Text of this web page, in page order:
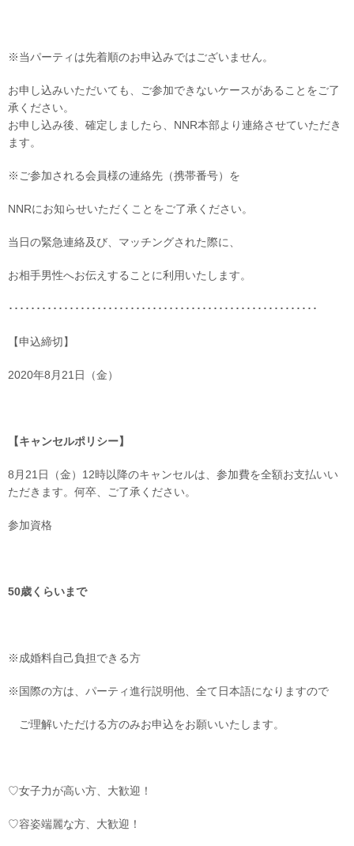
※当パーティは先着順のお申込みではございません。
お申し込みいただいても、ご参加できないケースがあることをご了
承ください。
お申し込み後、確定しましたら、NNR本部より連絡させていただき
ます。
※ご参加される会員様の連絡先（携帯番号）を
NNRにお知らせいただくことをご了承ください。
当日の緊急連絡及び、マッチングされた際に、
お相手男性へお伝えすることに利用いたします。
････････････････････････････････････････････････････････
【申込締切】
2020年8月21日（金）
【キャンセルポリシー】
8月21日（金）12時以降のキャンセルは、参加費を全額お支払いい
ただきます。何卒、ご了承ください。
参加資格
50歳くらいまで
※成婚料自己負担できる方
※国際の方は、 パーティ進行説明他、 全て日本語になりますので
ご理解いただける方のみお申込をお願いいたします。
♡女子力が高い方、大歓迎！
♡容姿端麗な方、大歓迎！